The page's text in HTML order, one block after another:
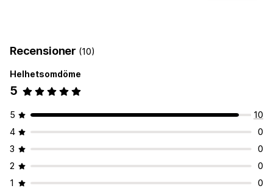
Anpassad paketering
Kundaviseringar
Lagerhantering
Recensioner (10)
Helhetsomdöme
5
5
10
4
0
3
0
2
0
1
0